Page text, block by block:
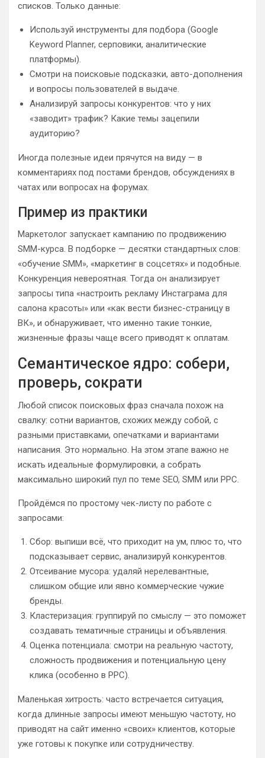
списков. Только данные:
Используй инструменты для подбора (Google
Keyword Planner, серповики, аналитические
платформы).
Смотри на поисковые подсказки, авто-дополнения
и вопросы пользователей в выдаче.
Анализируй запросы конкурентов: что у них
«заводит» трафик? Какие темы зацепили
аудиторию?
Иногда полезные идеи прячутся на виду — в
комментариях под постами брендов, обсуждениях в
чатах или вопросах на форумах.
Пример из практики
Маркетолог запускает кампанию по продвижению
SMM-курса. В подборке — десятки стандартных слов:
«обучение SMM», «маркетинг в соцсетях» и подобные.
Конкуренция невероятная. Тогда он анализирует
запросы типа «настроить рекламу Инстаграма для
салона красоты» или «как вести бизнес-страницу в
ВК», и обнаруживает, что именно такие тонкие,
жизненные фразы чаще всего приводят к оплатам.
Семантическое ядро: собери,
проверь, сократи
Любой список поисковых фраз сначала похож на
свалку: сотни вариантов, схожих между собой, с
разными приставками, опечатками и вариантами
написания. Это нормально. На этом этапе важно не
искать идеальные формулировки, а собрать
максимально широкий пул по теме SEO, SMM или PPC.
Пройдёмся по простому чек-листу по работе с
запросами:
Сбор: выпиши всё, что приходит на ум, плюс то, что
подсказывает сервис, анализируй конкурентов.
Отсеивание мусора: удаляй нерелевантные,
слишком общие или явно коммерческие чужие
бренды.
Кластеризация: группируй по смыслу — это поможет
создавать тематичные страницы и объявления.
Оценка потенциала: смотри на реальную частоту,
сложность продвижения и потенциальную цену
клика (особенно в PPC).
Маленькая хитрость: часто встречается ситуация,
когда длинные запросы имеют меньшую частоту, но
приводят на сайт именно «своих» клиентов, которые
уже готовы к покупке или сотрудничеству.